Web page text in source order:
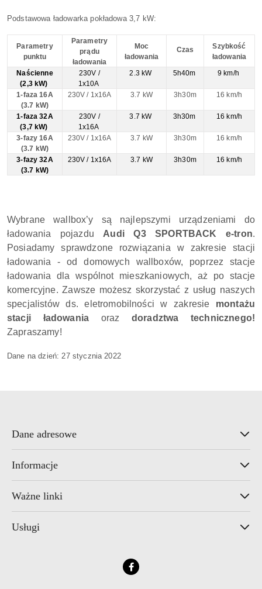
Podstawowa ładowarka pokładowa 3,7 kW:
Parametry
punktu
Parametry
prądu
ładowania
Moc
ładowania
Czas
Szybkość
ładowania
Naścienne
(2,3 kW)
230V /
1x10A
2.3 kW 5h40m 9 km/h
1-faza 16A
(3.7 kW)
230V / 1x16A 3.7 kW 3h30m 16 km/h
1-faza 32A
(3,7 kW)
230V /
1x16A
3.7 kW 3h30m 16 km/h
3-fazy 16A
(3.7 kW)
230V / 1x16A 3.7 kW 3h30m 16 km/h
3-fazy 32A
(3.7 kW)
230V / 1x16A 3.7 kW 3h30m 16 km/h
Wybrane wallbox’y są najlepszymi urządzeniami do
ładowania pojazdu Audi Q3 SPORTBACK e-tron.
Posiadamy sprawdzone rozwiązania w zakresie stacji
ładowania - od domowych wallboxów, poprzez stacje
ładowania dla wspólnot mieszkaniowych, aż po stacje
komercyjne. Zawsze możesz skorzystać z usług naszych
specjalistów ds. eletromobilności w zakresie montażu
stacji ładowania oraz doradztwa technicznego!
Zapraszamy!
Dane na dzień: 27 stycznia 2022
Dane adresowe
Informacje
Ważne linki
Usługi